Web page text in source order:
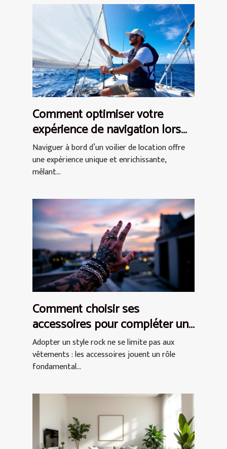
Comment optimiser votre
expérience de navigation lors
d'une location de voilier ?
Naviguer à bord d’un voilier de location offre
une expérience unique et enrichissante,
mêlant...
Comment choisir ses
accessoires pour compléter un
style rock ?
Adopter un style rock ne se limite pas aux
vêtements : les accessoires jouent un rôle
fondamental...